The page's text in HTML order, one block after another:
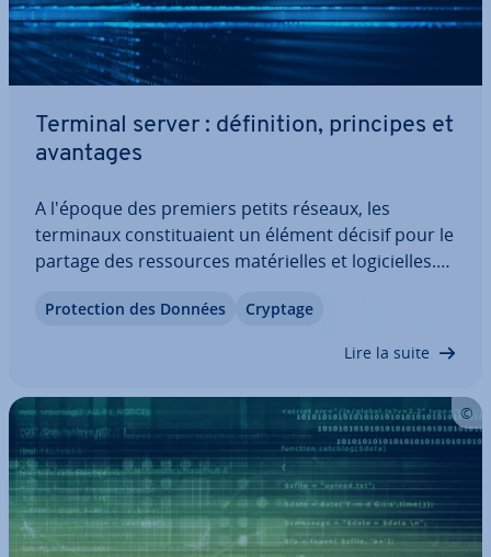
Terminal server : dé­fi­ni­tion, principes et
avantages
A l'époque des premiers petits réseaux, les
terminaux cons­ti­tuaient un élément décisif pour le
partage des res­sources ma­té­rielles et lo­gi­cielles.
tance de gestion centrale de ces réseaux, sont
Pro­tec­tion des Données Cryptage
Lire la suite